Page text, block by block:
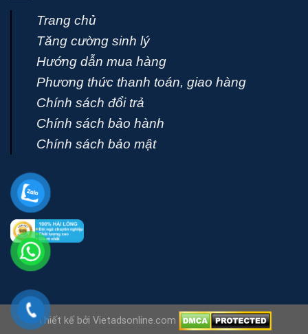
Trang chủ
Tăng cường sinh lý
Hướng dẫn mua hàng
Phương thức thanh toán, giao hàng
Chính sách đổi trả
Chính sách bảo hành
Chính sách bảo mật
Thiết kế bởi Vietadsonline.com